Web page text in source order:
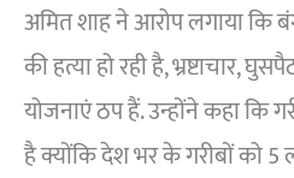
अमित शाह ने आरोप लगाया कि
की हत्या हो रही है, भ्रष्टाचार,
योजनाएं ठप हैं. उन्होंने कहा कि
है क्योंकि देश भर के गरीबों को